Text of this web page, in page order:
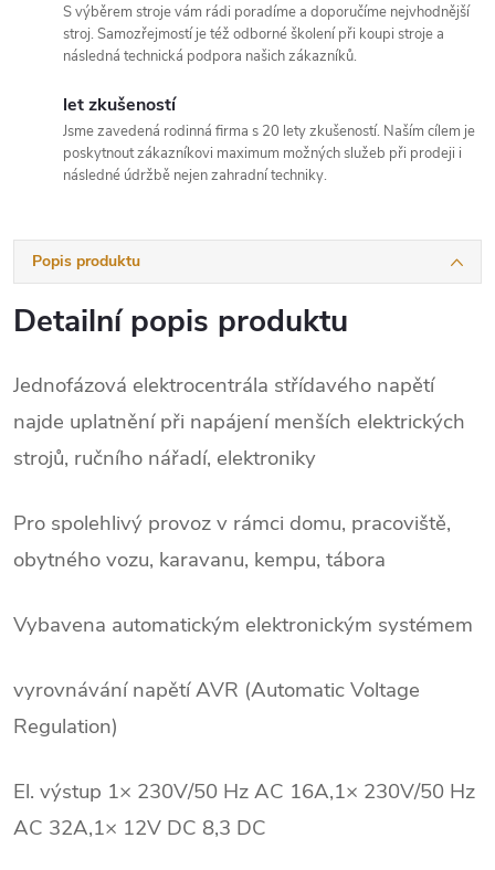
S výběrem stroje vám rádi poradíme a doporučíme nejvhodnější
stroj. Samozřejmostí je též odborné školení při koupi stroje a
následná technická podpora našich zákazníků.
let zkušeností
Jsme zavedená rodinná firma s 20 lety zkušeností. Naším cílem je
poskytnout zákazníkovi maximum možných služeb při prodeji i
následné údržbě nejen zahradní techniky.
Popis produktu
Detailní popis produktu
Jednofázová elektrocentrála střídavého napětí
najde uplatnění při napájení menších elektrických
strojů, ručního nářadí, elektroniky
Pro spolehlivý provoz v rámci domu, pracoviště,
obytného vozu, karavanu, kempu, tábora
Vybavena automatickým elektronickým systémem
vyrovnávání napětí AVR (Automatic Voltage
Regulation)
El. výstup 1× 230V/50 Hz AC 16A,1× 230V/50 Hz
AC 32A,1× 12V DC 8,3 DC